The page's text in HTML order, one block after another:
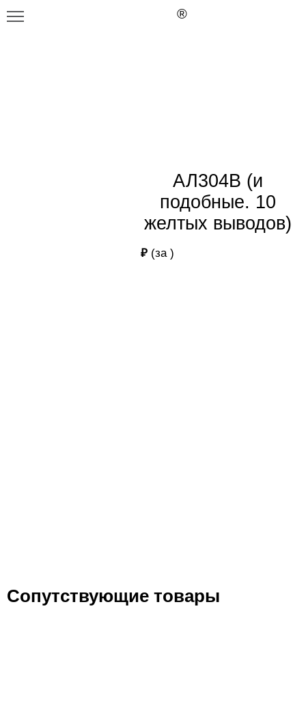
АЛ304В (и
подобные. 10
желтых выводов)
₽ (за )
Сопутствующие товары